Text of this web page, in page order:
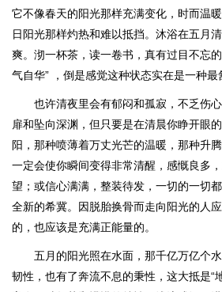
它不像春天的阳光那样充满变化，时而温
日阳光那样灼热和难以抵挡。沐浴在五月
爽。沏一杯茶，读一卷书，真有过目不忘
气自华” ，倒是感觉这种状态实在是一种最
也许清夜里会有郁闷和孤寂，不乏伤
扉和坠向深渊，但只要是在清晨你睁开眼
阳，那种喷薄着万丈光芒的温暖，那种升
一定会使你瞬间变得非常清醒，感慨良多
望；或信心满满，整装待发，一切的一切
全新的希冀。因脱胎换骨而走向阳光的人
的，也应该是充满正能量的。
五月的阳光照在水面，那千亿万亿个
韧性，也有了奔流不息的秉性，这大抵是“